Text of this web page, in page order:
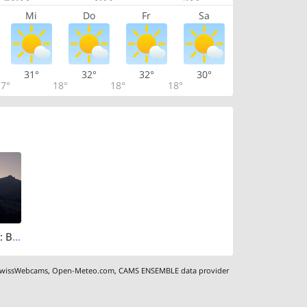
Mi Do Fr Sa
31°
18°
32°
18°
32°
18°
30°
Habkern › East: Bolberg - Augstmatthorn
,Open-Meteo.com,CAMS ENSEMBLE data provider